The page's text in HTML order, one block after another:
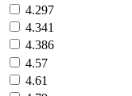
4.297
4.341
4.386
4.57
4.61